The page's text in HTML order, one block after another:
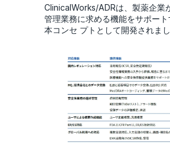
ClinicalWorks/ADRは、製薬企業
管理業務に求める機能をサポー
本コンセ プトとして開発されまし